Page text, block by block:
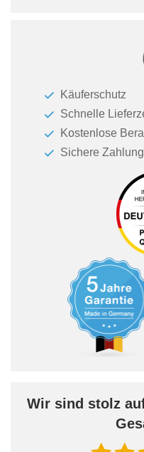
Käuferschutz
Schnelle
Kostenlose
Sichere
Wir sind stolz